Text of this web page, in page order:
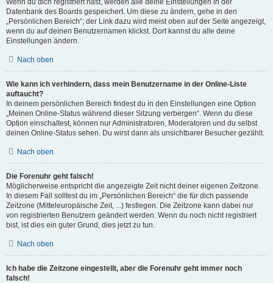
Wenn du dich registriert hast, werden alle deine Einstellungen in der
Datenbank des Boards gespeichert. Um diese zu ändern, gehe in den
„Persönlichen Bereich“; der Link dazu wird meist oben auf der Seite angezeigt,
wenn du auf deinen Benutzernamen klickst. Dort kannst du alle deine
Einstellungen ändern.
Nach oben
Wie kann ich verhindern, dass mein Benutzername in der Online-Liste
auftaucht?
In deinem persönlichen Bereich findest du in den Einstellungen eine Option
„Meinen Online-Status während dieser Sitzung verbergen“. Wenn du diese
Option einschaltest, können nur Administratoren, Moderatoren und du selbst
deinen Online-Status sehen. Du wirst dann als unsichtbarer Besucher gezählt.
Nach oben
Die Forenuhr geht falsch!
Möglicherweise entspricht die angezeigte Zeit nicht deiner eigenen Zeitzone.
In diesem Fall solltest du im „Persönlichen Bereich“ die für dich passende
Zeitzone (Mitteleuropäische Zeit, ...) festlegen. Die Zeitzone kann dabei nur
von registrierten Benutzern geändert werden. Wenn du noch nicht registriert
bist, ist dies ein guter Grund, dies jetzt zu tun.
Nach oben
Ich habe die Zeitzone eingestellt, aber die Forenuhr geht immer noch
falsch!